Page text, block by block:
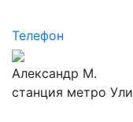
Телефон
Александр М.
станция метро